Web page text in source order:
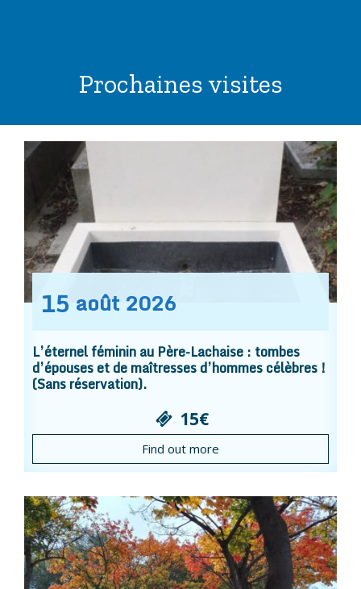
Prochaines visites
15 août 2026
L’éternel féminin au Père-Lachaise : tombes
d’épouses et de maîtresses d’hommes célèbres !
(Sans réservation).
15€
Find out more